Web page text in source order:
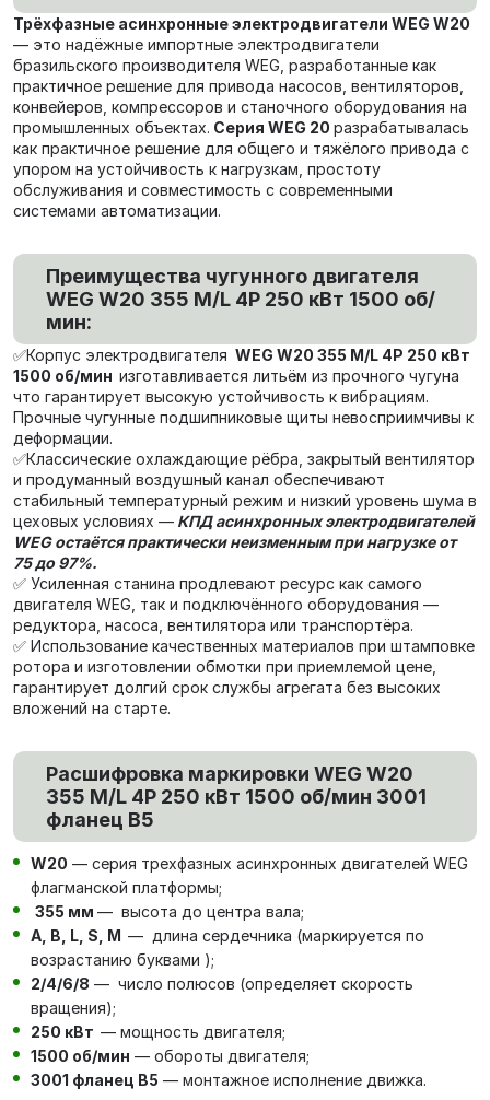
Трёхфазные асинхронные электродвигатели WEG W20
— это надёжные импортные электродвигатели
бразильского производителя WEG, разработанные как
практичное решение для привода насосов, вентиляторов,
конвейеров, компрессоров и станочного оборудования на
промышленных объектах. Серия WEG 20 разрабатывалась
как практичное решение для общего и тяжёлого привода с
упором на устойчивость к нагрузкам, простоту
обслуживания и совместимость с современными
системами автоматизации.
Преимущества чугунного двигателя
WEG W20 355 M/L 4P 250 кВт 1500 об/
мин:
✅Корпус электродвигателя WEG W20 355 M/L 4P 250 кВт
1500 об/мин изготавливается литьём из прочного чугуна
что гарантирует высокую устойчивость к вибрациям.
Прочные чугунные подшипниковые щиты невосприимчивы к
деформации.
✅Классические охлаждающие рёбра, закрытый вентилятор
и продуманный воздушный канал обеспечивают
стабильный температурный режим и низкий уровень шума в
цеховых условиях — КПД асинхронных электродвигателей
WEG остаётся практически неизменным при нагрузке от
75 до 97%.
✅ Усиленная станина продлевают ресурс как самого
двигателя WEG, так и подключённого оборудования —
редуктора, насоса, вентилятора или транспортёра.
✅ Использование качественных материалов при штамповке
ротора и изготовлении обмотки при приемлемой цене,
гарантирует долгий срок службы агрегата без высоких
вложений на старте.
Расшифровка маркировки WEG W20
355 M/L 4P 250 кВт 1500 об/мин 3001
фланец В5
W20 — серия трехфазных асинхронных двигателей WEG
флагманской платформы;
355 мм — высота до центра вала;
А, В, L, S, М — длина сердечника (маркируется по
возрастанию буквами );
2/4/6/8 — число полюсов (определяет скорость
вращения);
250 кВт — мощность двигателя;
1500 об/мин — обороты двигателя;
3001 фланец В5 — монтажное исполнение движка.